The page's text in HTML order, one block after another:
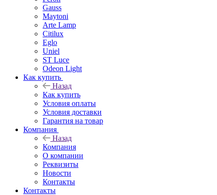
Gauss
Maytoni
Arte Lamp
Citilux
Eglo
Uniel
ST Luce
Odeon Light
Как купить
Назад
Как купить
Условия оплаты
Условия доставки
Гарантия на товар
Компания
Назад
Компания
О компании
Реквизиты
Новости
Контакты
Контакты